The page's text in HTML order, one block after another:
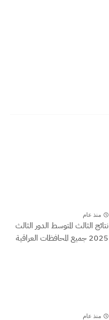
منذ عام
نتائج الثالث المتوسط الدور الثالث
2025 جميع المحافظات العراقية
منذ عام